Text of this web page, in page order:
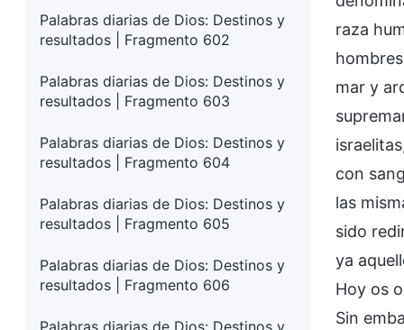
Palabras diarias de Dios: Destinos y
resultados | Fragmento 602
Palabras diarias de Dios: Destinos y
resultados | Fragmento 603
Palabras diarias de Dios: Destinos y
resultados | Fragmento 604
Palabras diarias de Dios: Destinos y
resultados | Fragmento 605
Palabras diarias de Dios: Destinos y
resultados | Fragmento 606
Palabras diarias de Dios: Destinos y
raza
mar y
con
las
sido
ya
Hoy os
Sin